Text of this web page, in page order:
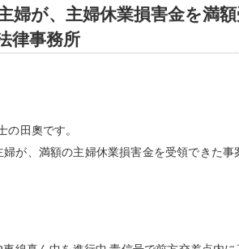
が、主婦休業損害金を満
律事務所
田奧です。
、満額の主婦休業損害金を受領できた事